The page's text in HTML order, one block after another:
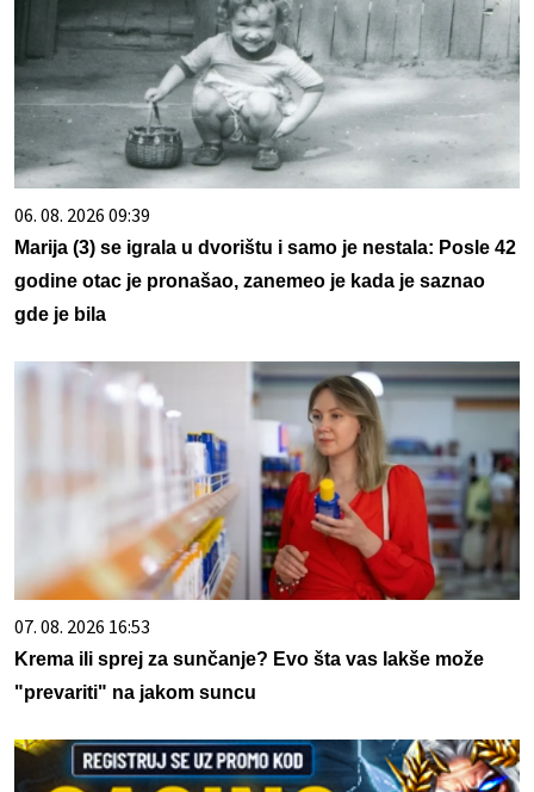
06. 08. 2026 09:39
Marija (3) se igrala u dvorištu i samo je nestala: Posle 42
godine otac je pronašao, zanemeo je kada je saznao
gde je bila
07. 08. 2026 16:53
Krema ili sprej za sunčanje? Evo šta vas lakše može
"prevariti" na jakom suncu